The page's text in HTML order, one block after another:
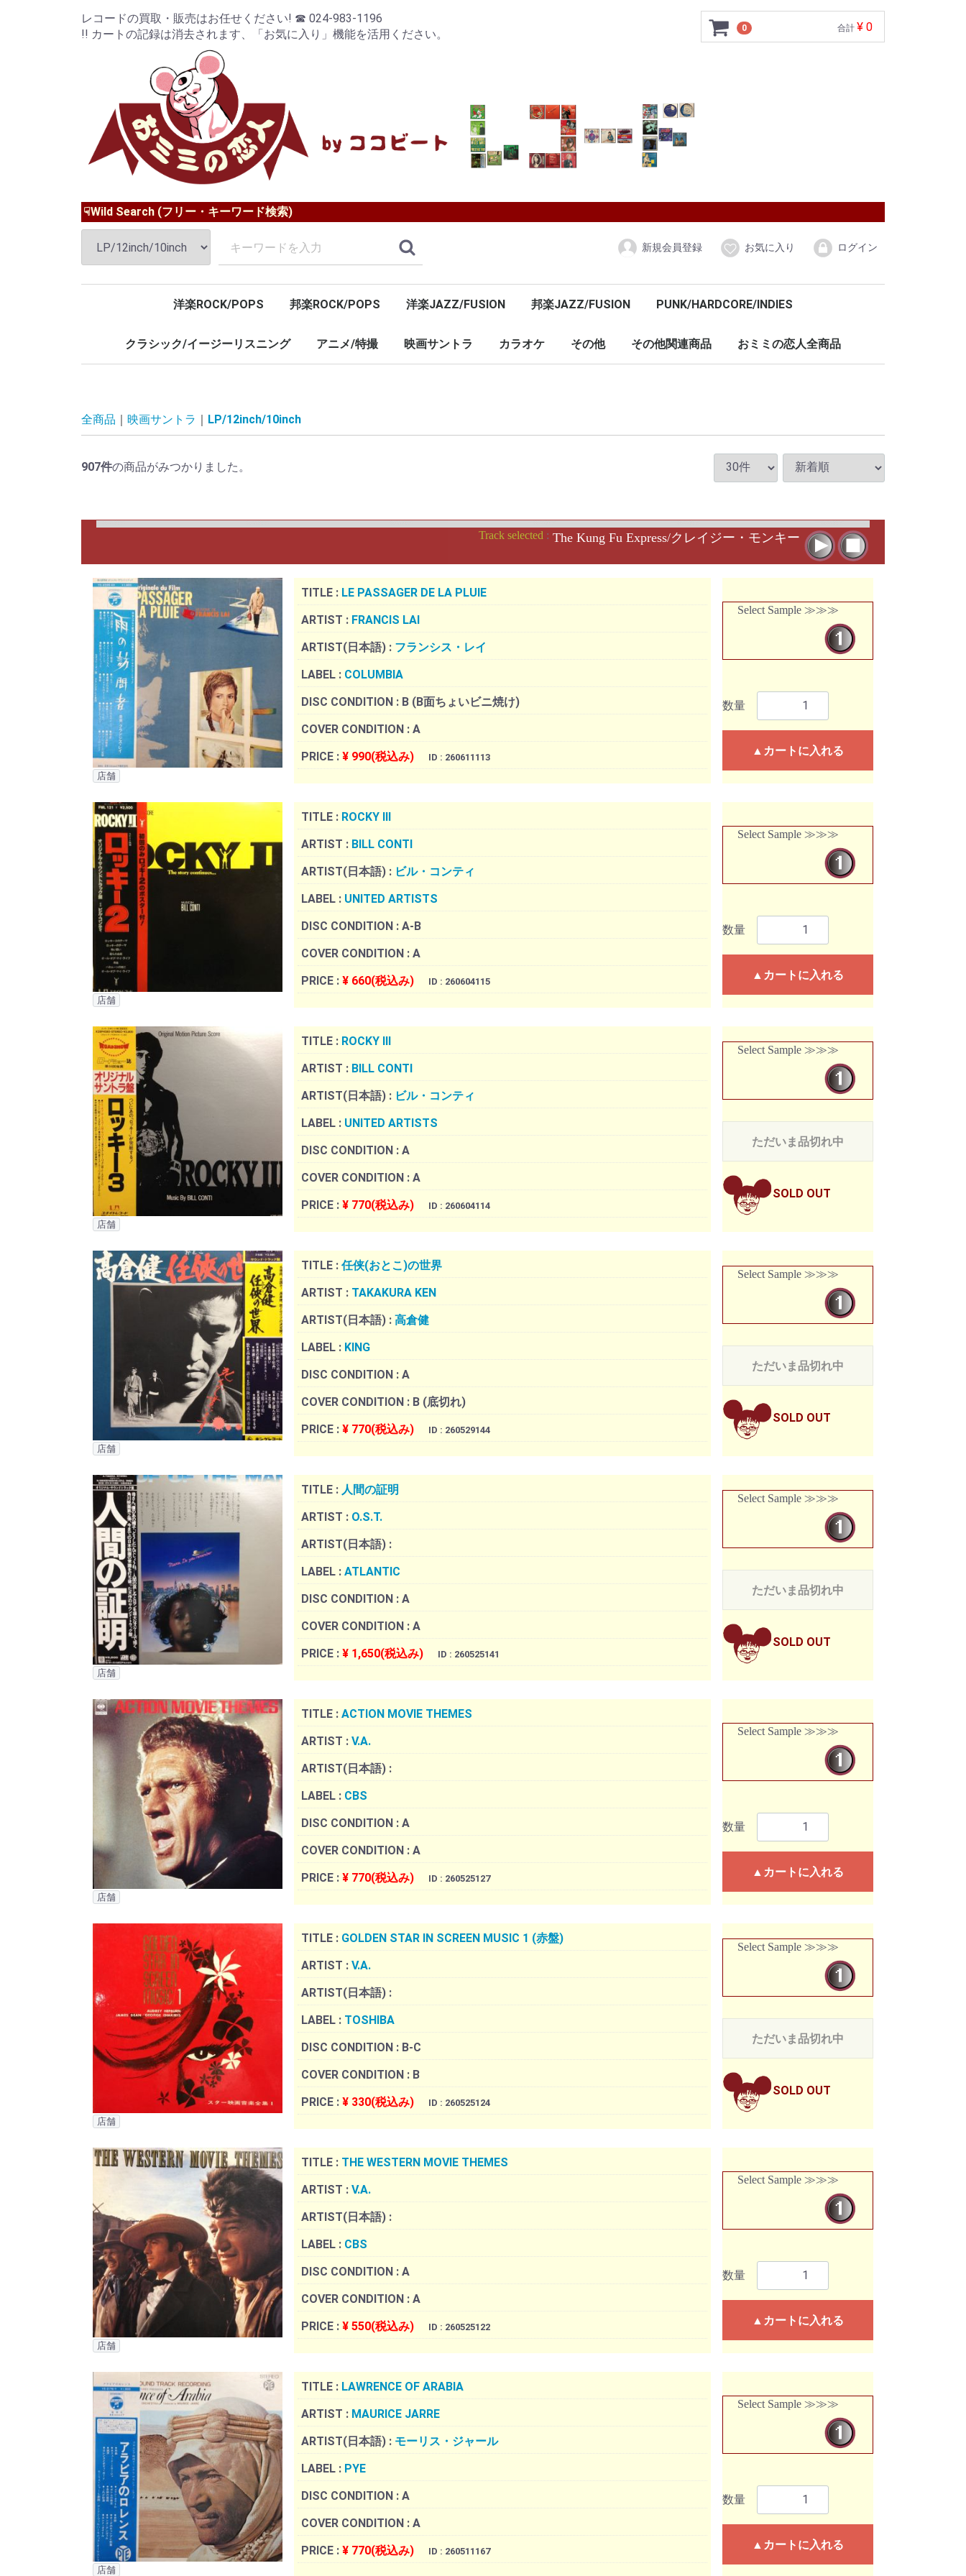
レコードの買取・販売はお任せください! ☎ 024-983-1196
!! カートの記録は消去されます、「お気に入り」機能を活用ください。
0 合計 ¥ 0
☟Wild Search (フリー・キーワード検索)
新規会員登録 お気に入り ログイン
洋楽ROCK/POPS
LP/12inch/10inch
7inch
邦楽ROCK/POPS
LP/12inch/10inch
7inch
洋楽JAZZ/FUSION
LP/12inch/10inch
7inch
邦楽JAZZ/FUSION
LP/12inch/10inch
7inch
PUNK/HARDCORE/INDIES
LP/12inch/10inch
7inch
クラシック/イージーリスニング アニメ/特撮 映画サントラ カラオケ その他 その他関連商品 おミミの恋人全商品
全商品 映画サントラ LP/12inch/10inch
907件の商品がみつかりました。
Track selected : The Kung Fu Express/クレイジー・モンキー
店舗
TITLE : LE PASSAGER DE LA PLUIE
ARTIST : FRANCIS LAI
ARTIST(日本語) : フランシス・レイ
LABEL : COLUMBIA
DISC CONDITION : B (B面ちょいビニ焼け)
COVER CONDITION : A
PRICE : ¥ 990(税込み) ID : 260611113
Select Sample ≫≫≫
数量
▲カートに入れる
店舗
TITLE : ROCKY III
ARTIST : BILL CONTI
ARTIST(日本語) : ビル・コンティ
LABEL : UNITED ARTISTS
DISC CONDITION : A-B
COVER CONDITION : A
PRICE : ¥ 660(税込み) ID : 260604115
Select Sample ≫≫≫
数量
▲カートに入れる
店舗
TITLE : ROCKY III
ARTIST : BILL CONTI
ARTIST(日本語) : ビル・コンティ
LABEL : UNITED ARTISTS
DISC CONDITION : A
COVER CONDITION : A
PRICE : ¥ 770(税込み) ID : 260604114
Select Sample ≫≫≫
ただいま品切れ中
SOLD OUT
店舗
TITLE : 任侠(おとこ)の世界
ARTIST : TAKAKURA KEN
ARTIST(日本語) : 高倉健
LABEL : KING
DISC CONDITION : A
COVER CONDITION : B (底切れ)
PRICE : ¥ 770(税込み) ID : 260529144
Select Sample ≫≫≫
ただいま品切れ中
SOLD OUT
店舗
TITLE : 人間の証明
ARTIST : O.S.T.
ARTIST(日本語) :
LABEL : ATLANTIC
DISC CONDITION : A
COVER CONDITION : A
PRICE : ¥ 1,650(税込み) ID : 260525141
Select Sample ≫≫≫
ただいま品切れ中
SOLD OUT
店舗
TITLE : ACTION MOVIE THEMES
ARTIST : V.A.
ARTIST(日本語) :
LABEL : CBS
DISC CONDITION : A
COVER CONDITION : A
PRICE : ¥ 770(税込み) ID : 260525127
Select Sample ≫≫≫
数量
▲カートに入れる
店舗
TITLE : GOLDEN STAR IN SCREEN MUSIC 1 (赤盤)
ARTIST : V.A.
ARTIST(日本語) :
LABEL : TOSHIBA
DISC CONDITION : B-C
COVER CONDITION : B
PRICE : ¥ 330(税込み) ID : 260525124
Select Sample ≫≫≫
ただいま品切れ中
SOLD OUT
店舗
TITLE : THE WESTERN MOVIE THEMES
ARTIST : V.A.
ARTIST(日本語) :
LABEL : CBS
DISC CONDITION : A
COVER CONDITION : A
PRICE : ¥ 550(税込み) ID : 260525122
Select Sample ≫≫≫
数量
▲カートに入れる
店舗
TITLE : LAWRENCE OF ARABIA
ARTIST : MAURICE JARRE
ARTIST(日本語) : モーリス・ジャール
LABEL : PYE
DISC CONDITION : A
COVER CONDITION : A
PRICE : ¥ 770(税込み) ID : 260511167
Select Sample ≫≫≫
数量
▲カートに入れる